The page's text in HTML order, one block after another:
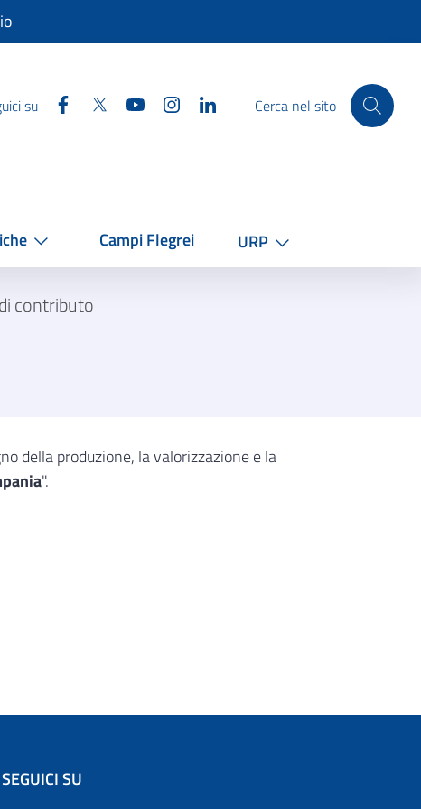
su Facebook
Twitter YouTube InstagramLinkedinCerca nel sito
Campi Flegrei URP
contributo
della produzione, la valorizzazione e la
".
SEGUICI SU